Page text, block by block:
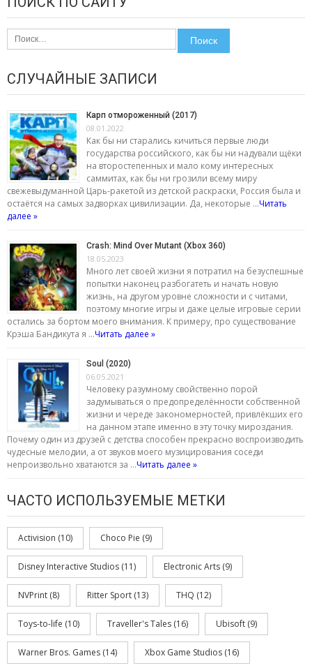
Найти:
СЛУЧАЙНЫЕ ЗАПИСИ
Карп отмороженный (2017)
08.01.2022
Как бы ни старались кичиться первые люди
государства российского, как бы ни надували щёки
на второстепенных и мало кому интересных
саммитах, как бы ни грозили всему миру
свежевыдуманной Царь-ракетой из детской раскраски, Россия была и
остаётся на самых задворках цивилизации. Да, некоторые …Читать
далее »
Crash: Mind Over Mutant (Xbox 360)
18.05.2023
Много лет своей жизни я потратил на безуспешные
попытки наконец разбогатеть и начать новую
жизнь, на другом уровне сложности и с читами,
поэтому многие игры и даже целые игровые серии
остались за бортом моего внимания. К примеру, про существование
Крэша Бандикута я …Читать далее »
Soul (2020)
06.05.2021
Человеку разумному свойственно порой
задумываться о предопределённости собственной
жизни и череде закономерностей, привлёкших его
на данном этапе именно в эту точку мироздания.
Почему один из друзей с детства способен прекрасно воспроизводить
чудесные мелодии, а от звуков моего музицирования соседи
непроизвольно хватаются за …Читать далее »
ЧАСТО ИСПОЛЬЗУЕМЫЕ МЕТКИ
Activision (10) Choco Pie (9)
Disney Interactive Studios (11) Electronic Arts (9)
NVPrint (8) Ritter Sport (13) THQ (12)
Toys-to-life (10) Traveller's Tales (16) Ubisoft (9)
Warner Bros. Games (14) Xbox Game Studios (16)